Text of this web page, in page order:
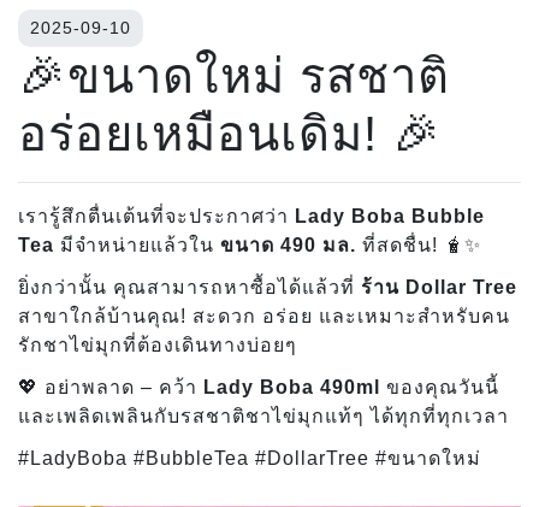
2025-09-10
🎉ขนาดใหม่ รสชาติ
อร่อยเหมือนเดิม! 🎉
เรารู้สึกตื่นเต้นที่จะประกาศว่า Lady Boba Bubble
Tea มีจำหน่ายแล้วใน ขนาด 490 มล. ที่สดชื่น! 🧋✨
ยิ่งกว่านั้น คุณสามารถหาซื้อได้แล้วที่ ร้าน Dollar Tree
สาขาใกล้บ้านคุณ! สะดวก อร่อย และเหมาะสำหรับคน
รักชาไข่มุกที่ต้องเดินทางบ่อยๆ
💖 อย่าพลาด – คว้า Lady Boba 490ml
ของคุณวันนี้
และเพลิดเพลินกับรสชาติชาไข่มุกแท้ๆ ได้ทุกที่ทุกเวลา
#LadyBoba #BubbleTea #DollarTree #ขนาดใหม่